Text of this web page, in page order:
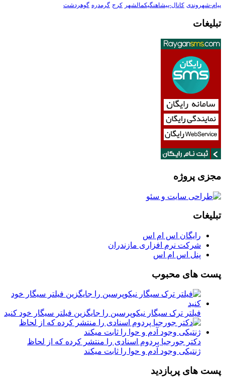
پیام-شهروندی کانال-پیشاهنگیکمالشهر کرج گرمدره گوهردشت
تبلیغات
مجزی پروژه
تبلیغات
رایگان اس ام اس
شرکت نرم افزاری مازندران
پنل اس ام اس
پست های محبوب
فیلتر ترک سیگار نیکوپرسین را جایگزین فیلتر سیگار خود کنید
دکتر جورجیا پردوم اسنادی را منتشر کرده که از لحاظ
ژنتیکی وجود آدم و حوا را ثابت میکند
پست های پربازدید